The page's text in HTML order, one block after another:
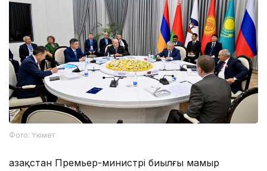
Фото: Үкімет
Қазақстан Премьер-министрі биылғы мамыр